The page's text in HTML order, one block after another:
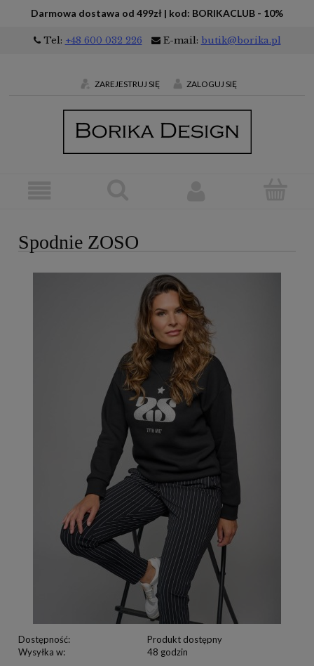
Darmowa dostawa od 499zł | kod: BORIKACLUB - 10%
Tel: +48 600 032 226 E-mail: butik@borika.pl
ZAREJESTRUJ SIĘ ZALOGUJ SIĘ
Spodnie ZOSO
Dostępność:
Produkt dostępny
Wysyłka w:
48 godzin